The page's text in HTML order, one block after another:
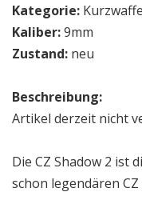
Kategorie:
Kaliber:9mm
Zustand: neu
Beschreibung:
Artikel derzeit nicht
Die CZ Shadow 2 ist
schon legendären CZ